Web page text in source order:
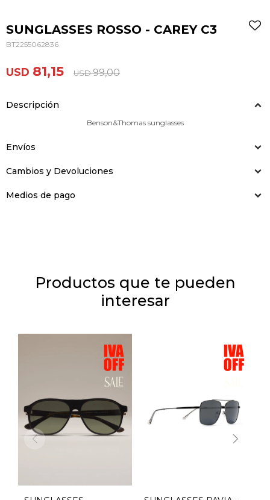
SUNGLASSES ROSSO - CAREY C3
BT2255062836
USD 81,15 USD 99,00
Descripción
Benson&Thomas sunglasses
Envíos
Cambios y Devoluciones
Medios de pago
Productos que te pueden
interesar